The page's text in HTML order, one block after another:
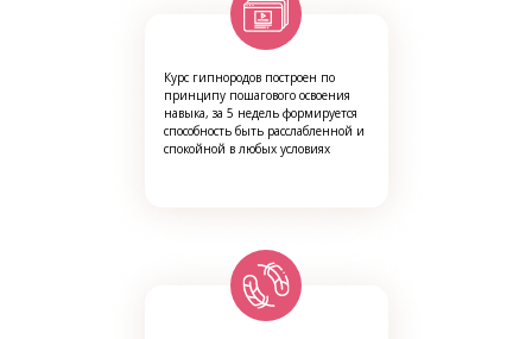
Курс гипнородов построен по
принципу пошагового освоения
навыка, за 5 недель формируется
способность быть расслабленной и
спокойной в любых условиях